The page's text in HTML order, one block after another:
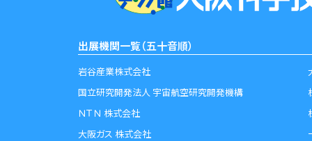
出展機関一覧（五十音順）
岩谷産業株式会社
国立研究開発法人 宇宙航空研究開発機構
ＮＴＮ 株式会社
大阪ガス 株式会社